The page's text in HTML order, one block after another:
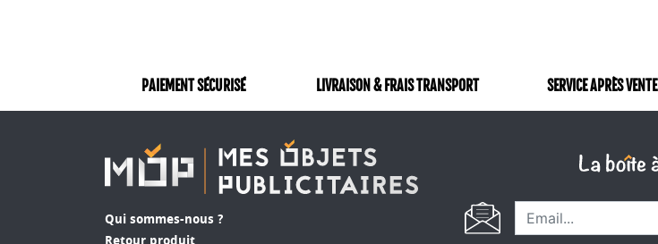
PAIEMENT SÉCURISÉ LIVRAISON & FRAIS TRANSPORT SERVICE APRÈS VENTE
Qui sommes-nous ?